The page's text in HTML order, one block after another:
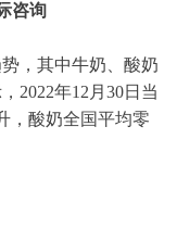
咨询
，其中牛奶、酸奶
2022年12月30日当
，酸奶全国平均零